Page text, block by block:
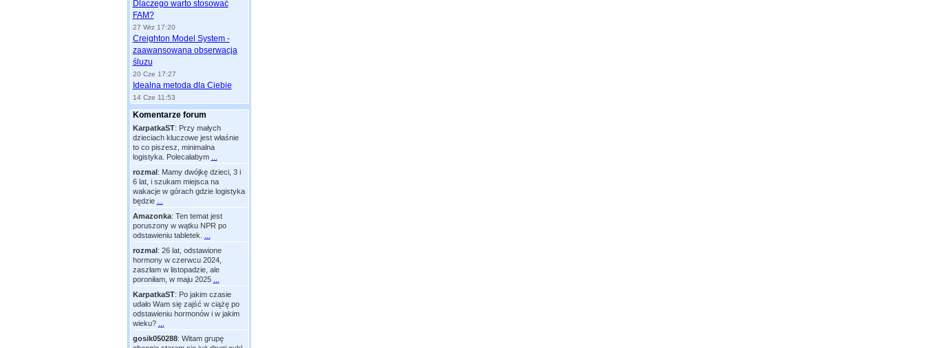
Dlaczego warto stosować
FAM?
27 Wrz 17:20
Creighton Model System -
zaawansowana obserwacja
śluzu
20 Cze 17:27
Idealna metoda dla Ciebie
14 Cze 11:53
Komentarze forum
KarpatkaST: Przy małych
dzieciach kluczowe jest właśnie
to co piszesz, minimalna
logistyka. Polecałabym
rozmal: Mamy dwójkę dzieci, 3 i
6 lat, i szukam miejsca na
wakacje w górach gdzie logistyka
będzie
Amazonka: Ten temat jest
poruszony w wątku NPR po
odstawieniu tabletek.
rozmal: 26 lat, odstawione
hormony w czerwcu 2024,
zaszłam w listopadzie, ale
poroniłam, w maju 2025
KarpatkaST: Po jakim czasie
udało Wam się zajść w ciążę po
odstawieniu hormonów i w jakim
wieku?
gosik050288: Witam grupę